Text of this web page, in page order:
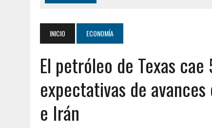
CONMOCIÓN EN COLORADO POR ASESINATO DE
5 AGOSTO, 2026 | PRESUNTO BROTE PSICÓTICO POR FALTA DE
5 AGOSTO, 2026 |
HORROR EN BARINAS: UN HOMBRE INDUJO AL
3 AGOSTO, 2026 | LA INCREÍBLE FORMA EN LA QUE SOBREVIVIÓ UN
EDIFICIO PETUNIA
7 AGOSTO, 2026
7 AGOSTO, 2026
INICIO ECONOMÍA
El petróleo de Texas
expectativas de
e Irán